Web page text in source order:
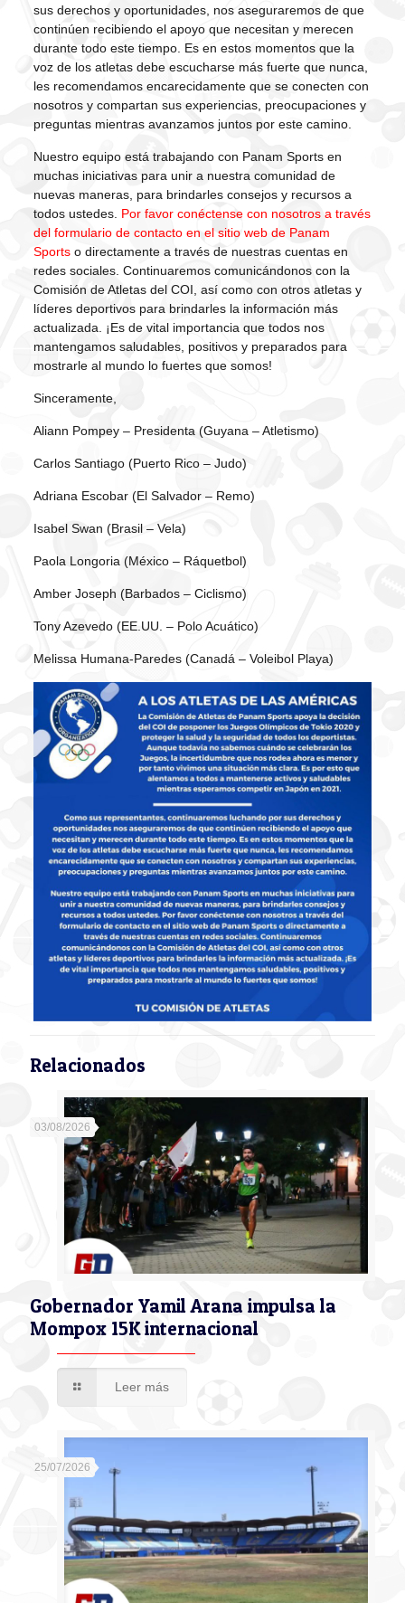
sus derechos y oportunidades, nos aseguraremos de que
continúen recibiendo el apoyo que necesitan y merecen
durante todo este tiempo. Es en estos momentos que la
voz de los atletas debe escucharse más fuerte que nunca,
les recomendamos encarecidamente que se conecten con
nosotros y compartan sus experiencias, preocupaciones y
preguntas mientras avanzamos juntos por este camino.
Nuestro equipo está trabajando con Panam Sports en
muchas iniciativas para unir a nuestra comunidad de
nuevas maneras, para brindarles consejos y recursos a
todos ustedes. Por favor conéctense con nosotros a través
del formulario de contacto en el sitio web de Panam
Sportso directamente a través de nuestras cuentas en
redes sociales. Continuaremos comunicándonos con la
Comisión de Atletas del COI, así como con otros atletas y
líderes deportivos para brindarles la información más
actualizada. ¡Es de vital importancia que todos nos
mantengamos saludables, positivos y preparados para
mostrarle al mundo lo fuertes que somos!
Sinceramente,
Aliann Pompey – Presidenta (Guyana – Atletismo)
Carlos Santiago (Puerto Rico – Judo)
Adriana Escobar (El Salvador – Remo)
Isabel Swan (Brasil – Vela)
Paola Longoria (México – Ráquetbol)
Amber Joseph (Barbados – Ciclismo)
Tony Azevedo (EE.UU. – Polo Acuático)
Melissa Humana-Paredes (Canadá – Voleibol Playa)
Relacionados
03/08/2026
Gobernador Yamil Arana impulsa la
Mompox 15K internacional
Leer más
25/07/2026